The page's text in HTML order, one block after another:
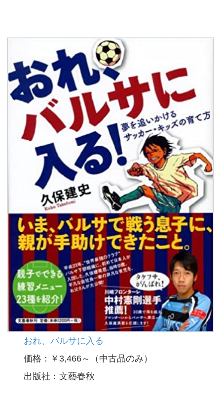
おれ、バルサに入る
価格：￥3,466～（中古品のみ）
出版社：文藝春秋